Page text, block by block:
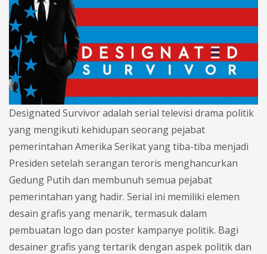
Designated Survivor adalah serial televisi drama politik
yang mengikuti kehidupan seorang pejabat
pemerintahan Amerika Serikat yang tiba-tiba menjadi
Presiden setelah serangan teroris menghancurkan
Gedung Putih dan membunuh semua pejabat
pemerintahan yang hadir. Serial ini memiliki elemen
desain grafis yang menarik, termasuk dalam
pembuatan logo dan poster kampanye politik. Bagi
desainer grafis yang tertarik dengan aspek politik dan